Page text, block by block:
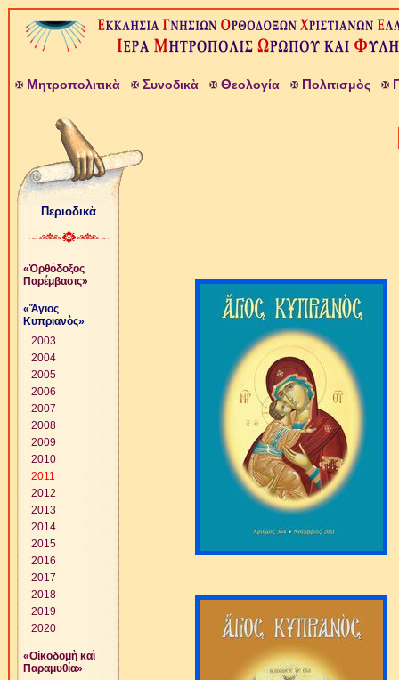
Μητροπολιτικὰ Συνοδικὰ Θεολογία Πολιτισμὸς
Περιοδικὰ
«Ὀρθόδοξος
Παρέμβασις»
«Ἅγιος
Κυπριανὸς»
2003
2004
2005
2006
2007
2008
2009
2010
2011
2012
2013
2014
2015
2016
2017
2018
2019
2020
«Οἰκοδομὴ καὶ
Παραμυθία»